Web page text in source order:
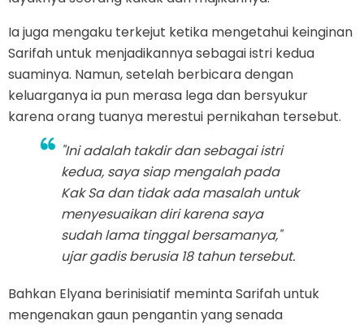
Ia juga mengaku terkejut ketika mengetahui keinginan
Sarifah untuk menjadikannya sebagai istri kedua
suaminya. Namun, setelah berbicara dengan
keluarganya ia pun merasa lega dan bersyukur
karena orang tuanya merestui pernikahan tersebut.
"Ini adalah takdir dan sebagai istri
kedua, saya siap mengalah pada
Kak Sa dan tidak ada masalah untuk
menyesuaikan diri karena saya
sudah lama tinggal bersamanya,"
ujar gadis berusia 18 tahun tersebut.
Bahkan Elyana berinisiatif meminta Sarifah untuk
mengenakan gaun pengantin yang senada